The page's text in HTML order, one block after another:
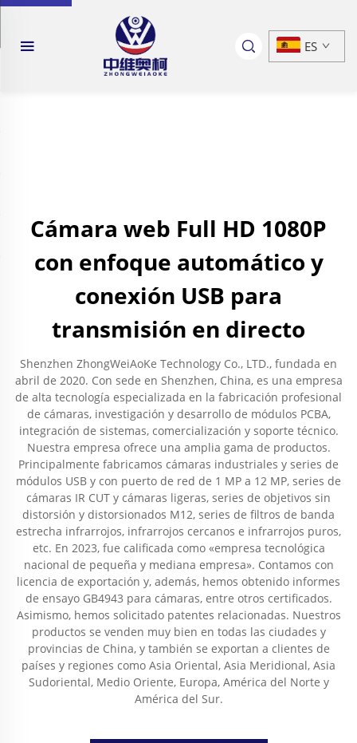
ES
Cámara web Full HD 1080P
con enfoque automático y
conexión USB para
transmisión en directo
Shenzhen ZhongWeiAoKe Technology Co., LTD., fundada en
abril de 2020. Con sede en Shenzhen, China, es una empresa
de alta tecnología especializada en la fabricación profesional
de cámaras, investigación y desarrollo de módulos PCBA,
integración de sistemas, comercialización y soporte técnico.
Nuestra empresa ofrece una amplia gama de productos.
Principalmente fabricamos cámaras industriales y series de
módulos USB y con puerto de red de 1 MP a 12 MP, series de
cámaras IR CUT y cámaras ligeras, series de objetivos sin
distorsión y distorsionados M12, series de filtros de banda
estrecha infrarrojos, infrarrojos cercanos e infrarrojos puros,
etc. En 2023, fue calificada como «empresa tecnológica
nacional de pequeña y mediana empresa». Contamos con
licencia de exportación y, además, hemos obtenido informes
de ensayo GB4943 para cámaras, entre otros certificados.
Asimismo, hemos solicitado patentes relacionadas. Nuestros
productos se venden muy bien en todas las ciudades y
provincias de China, y también se exportan a clientes de
países y regiones como Asia Oriental, Asia Meridional, Asia
Sudoriental, Medio Oriente, Europa, América del Norte y
América del Sur.